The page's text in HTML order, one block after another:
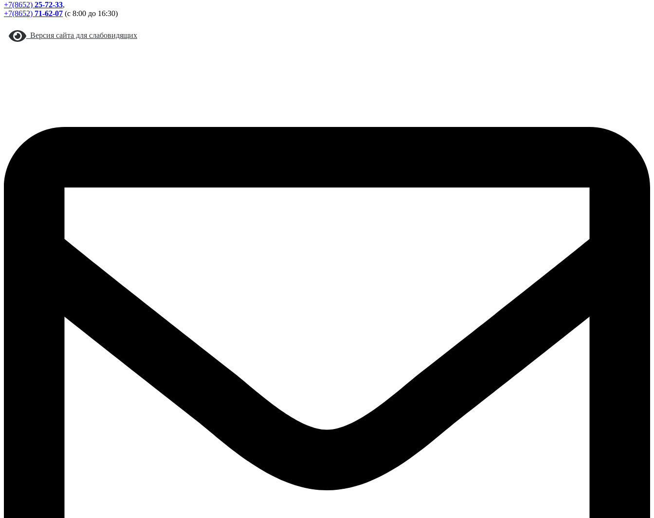
+7(8652) 25-72-33,
+7(8652) 71-62-07 (с 8:00 до 16:30)
Версия сайта для слабовидящих